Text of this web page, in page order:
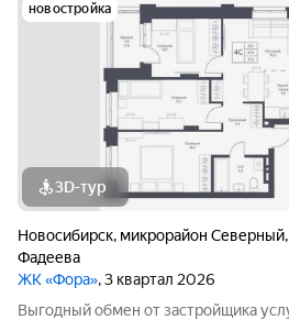
новостройка
3D-тур
Новосибирск, микрорайон Северный,
Фадеева
ЖК «Фора», 3 квартал 2026
Выгодный обмен от застройщика услуга обмена вашей